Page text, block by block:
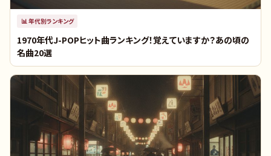
📊年代別ランキング
1970年代J-POPヒット曲ランキング！覚えていますか？あの頃の
名曲20選